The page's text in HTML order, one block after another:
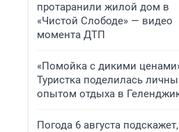
протаранили жилой дом в
«Чистой Слободе» — видео
момента ДТП
«Помойка с дикими
Туристка поделилась
опытом отдыха в
Погода 6 августа подскажет,